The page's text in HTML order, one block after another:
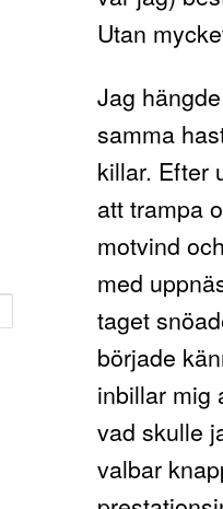
Utan
Jag
samma
killar. Efter
att trampa
motvind
med
taget
började
inbillar mig
vad skulle
valbar